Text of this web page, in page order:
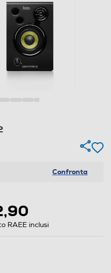
Confronta
RAEE inclusi